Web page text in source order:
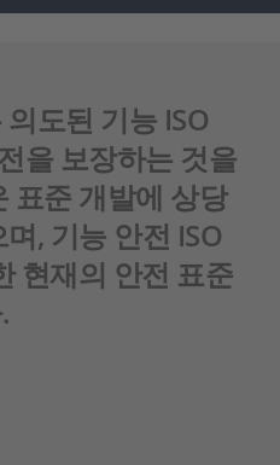
도된 기능 ISO
을 보장하는 것을
표준 개발에 상당
, 기능 안전 ISO
현재의 안전 표준